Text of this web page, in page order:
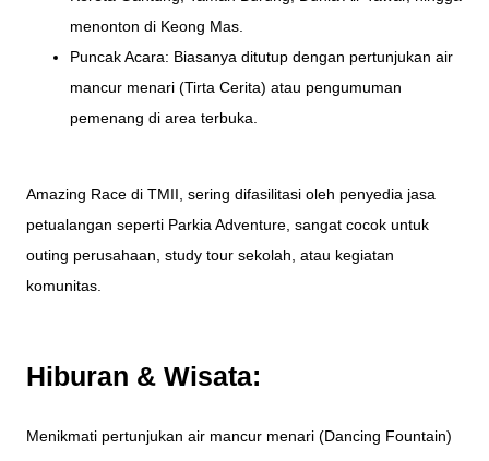
menonton di Keong Mas.
Puncak Acara: Biasanya ditutup dengan pertunjukan air
mancur menari (Tirta Cerita) atau pengumuman
pemenang di area terbuka.
Amazing Race di TMII, sering difasilitasi oleh penyedia jasa
petualangan seperti Parkia Adventure, sangat cocok untuk
outing perusahaan, study tour sekolah, atau kegiatan
komunitas.
Hiburan & Wisata:
Menikmati pertunjukan air mancur menari (Dancing Fountain)